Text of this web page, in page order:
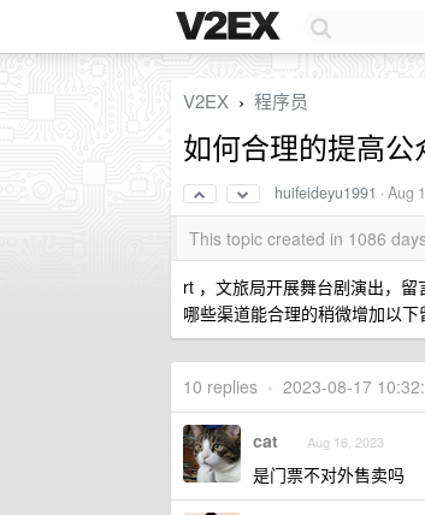
V2EX › 程序员
如何合理的提高
huifeideyu1991 ·Aug
This topic created in 1086
rt ，文旅局开展舞台剧演出，
哪些渠道能合理的稍微增加以下
10 replies • 2023-08-17
cat Aug 16, 2023
是门票不对外售卖吗